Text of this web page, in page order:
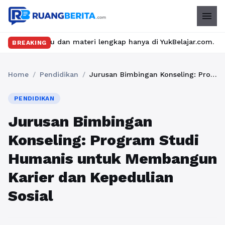
menu
BREAKING
materi lengkap hanya di YukBelajar.com. Mulai langkah
Home / Pendidikan / Jurusan Bimbingan Konseling: Program Studi Humanis untuk Membangun Karier dan Kepedulian Sosial
PENDIDIKAN
Jurusan Bimbingan
Konseling: Program Studi
Humanis untuk Membangun
Karier dan Kepedulian
Sosial